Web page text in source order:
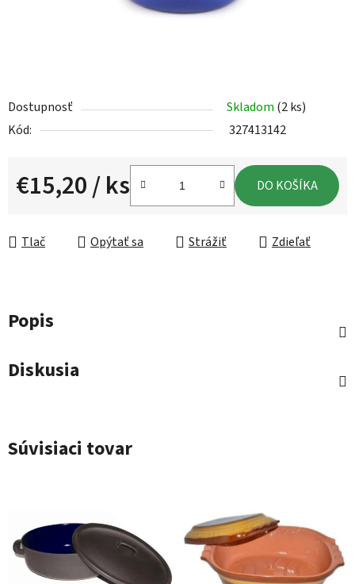
Dostupnosť Skladom (2 ks)
Kód:
327413142
€15,20/ ks DO KOŠÍKA
Tlač Opýtať sa Strážiť Zdieľať
Popis
Diskusia
Súvisiaci tovar